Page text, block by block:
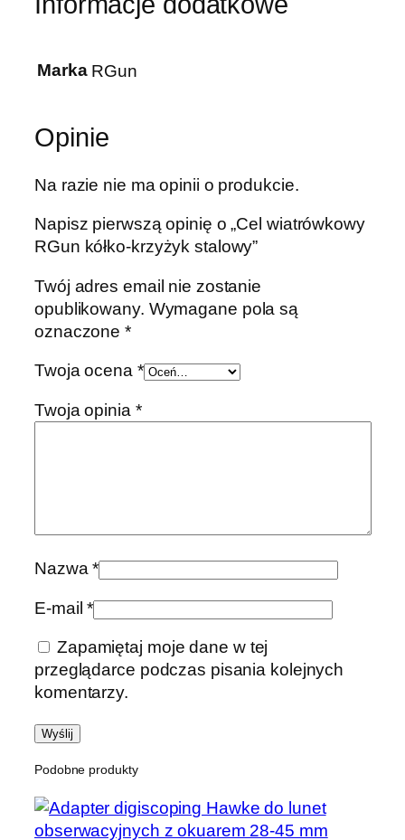
Marka RGun
Opinie
Na razie nie ma opinii o produkcie.
Napisz pierwszą opinię o „Cel wiatrówkowy
RGun kółko-krzyżyk stalowy”
Twój adres email nie zostanie
opublikowany. Wymagane pola są
oznaczone*
Twoja ocena *
Twoja opinia *
Nazwa*
E-mail*
Zapamiętaj moje dane w tej
przeglądarce podczas pisania kolejnych
komentarzy.
Podobne produkty